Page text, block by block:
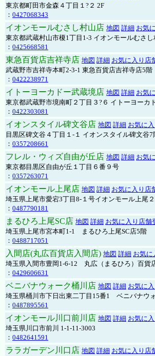
東京都町田市金森４丁目１?２ 2F
： 0427068343
イオンモールむさし村山店 地図 詳細 お気
東京都武蔵村山市榎1丁目1-3 イオンモールむさし
： 0425668581
東急百貨店吉祥寺店 地図 詳細 お気に入り店
武蔵野市吉祥寺本町2-3-1 東急百貨店吉祥寺店5階
： 0422238971
イトーヨーカドー武蔵境店 地図 詳細 お気
東京都武蔵野市境南町２丁目３?６ イトーヨーカ
： 0422303081
イオンスタイル碑文谷店 地図 詳細 お気に
目黒区碑文谷４丁目１-１ イオンスタイル碑文谷7
： 0357208661
フレル・ウィズ自由が丘店 地図 詳細 お気
東京都目黒区自由が丘１丁目６番９号
： 0357263071
イオンモール上尾店 地図 詳細 お気に入り店
埼玉県上尾市愛宕3丁目8-１号イオンモール上尾
： 0487790181
まるひろ上尾SC店 地図 詳細 お気に入り店舗
埼玉県上尾市宮本町1-1 まるひろ上尾SC店5階
： 0488717051
入間店(丸広百貨店入間店) 地図 詳細 お気に
埼玉県入間市豊岡1-6-12 丸広（まるひろ）百貨
： 0429606631
ベニバナウォーク桶川店 地図 詳細 お気に
埼玉県桶川市下日出東二丁目15番1 ベニバナウ
： 0487895561
イオンモール川口前川店 地図 詳細 お気に
埼玉県川口市前川 1-1-11-3003
： 0482641591
ララガーデン川口店 地図 詳細 お気に入り店